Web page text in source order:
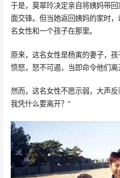
于是，莫翠玲决定亲自将姨妈带
面交锋。但当她返回姨妈的家时
名女性和一个孩子在那里。
原来，这名女性是杨寅的妻子，
愤怒，怒不可遏，当即命令他们离
然而，这名女性不愿示弱，大声反
我凭什么要离开？”